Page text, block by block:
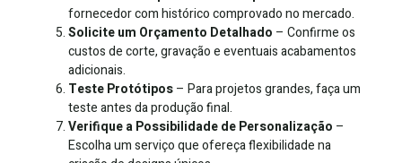
fornecedor com histórico comprovado no mercado.
Solicite um Orçamento Detalhado – Confirme os
custos de corte, gravação e eventuais acabamentos
adicionais.
Teste Protótipos– Para projetos grandes, faça um
teste antes da produção final.
Verifique a Possibilidade de Personalização –
Escolha um serviço que ofereça flexibilidade na